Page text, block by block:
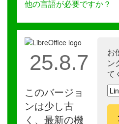
他の言語が必要ですか？
お
ン
て
25.8.7
このバージョ
ンは少し古
く、最新の機